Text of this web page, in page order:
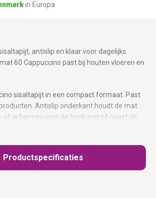
antislip en klaar voor dagelijks
60 Cappuccino past bij houten vloeren en
sisaltapijt in een compact formaat. Past
Antislip onderkant houdt de mat
of je hem nu voor de bank legt of naast de
sisaltapijt:
Staat waar jij hem neerlegt.
in Europa
Productspecificaties